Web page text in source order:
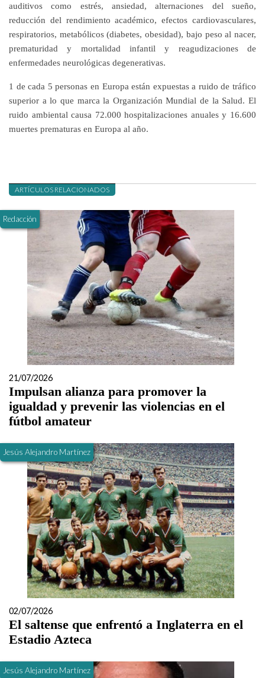
auditivos como estrés, ansiedad, alternaciones del sueño,
reducción del rendimiento académico, efectos cardiovasculares,
respiratorios, metabólicos (diabetes, obesidad), bajo peso al nacer,
prematuridad y mortalidad infantil y reagudizaciones de
enfermedades neurológicas degenerativas.
1 de cada 5 personas en Europa están expuestas a ruido de tráfico
superior a lo que marca la Organización Mundial de la Salud. El
ruido ambiental causa 72.000 hospitalizaciones anuales y 16.600
muertes prematuras en Europa al año.
ARTÍCULOS RELACIONADOS
Redacción
21/07/2026
Impulsan alianza para promover la
igualdad y prevenir las violencias en el
fútbol amateur
Jesús Alejandro Martínez
02/07/2026
El saltense que enfrentó a Inglaterra en el
Estadio Azteca
Jesús Alejandro Martínez